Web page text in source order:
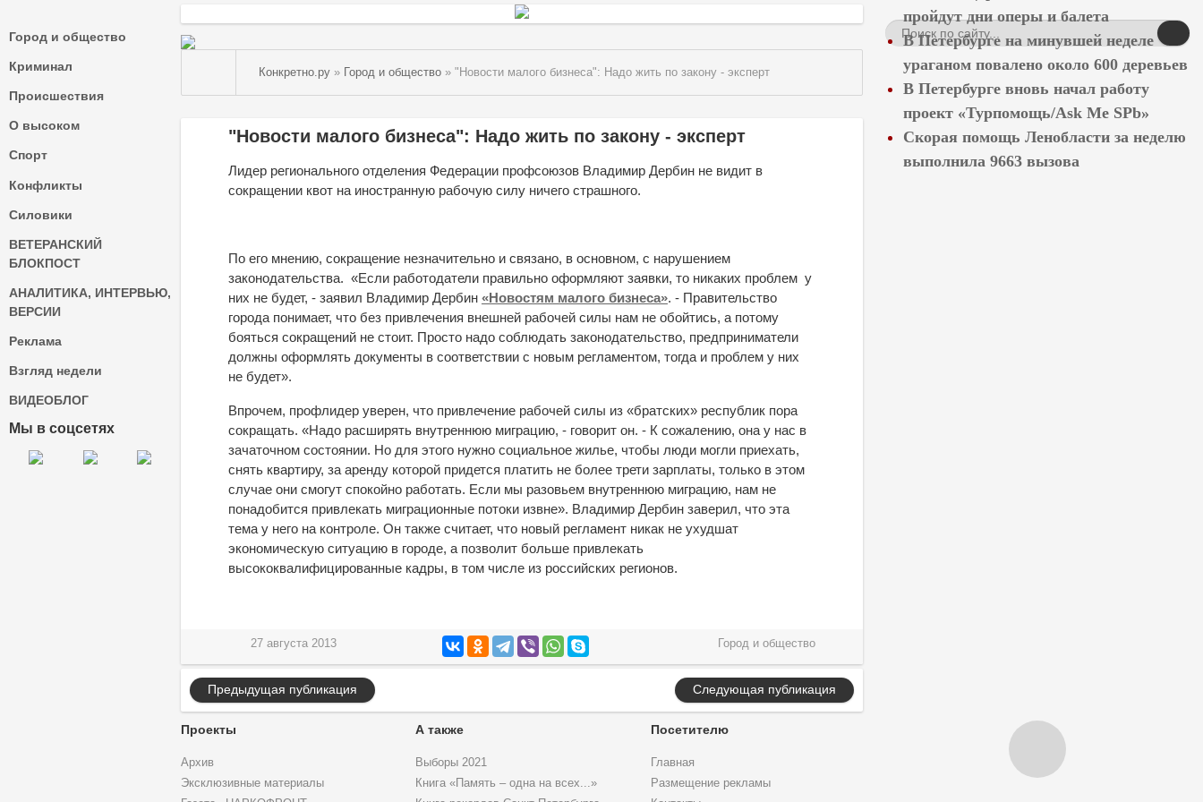
Город и общество
Криминал
Происшествия
О высоком
Спорт
Конфликты
Силовики
ВЕТЕРАНСКИЙ
БЛОКПОСТ
АНАЛИТИКА, ИНТЕРВЬЮ,
ВЕРСИИ
Реклама
Взгляд недели
ВИДЕОБЛОГ
Мы в соцсетях
Конкретно.ру» Город и общество» "Новости малого бизнеса": Надо жить по закону - эксперт
"Новости малого бизнеса": Надо жить по закону - эксперт
Лидер регионального отделения Федерации профсоюзов Владимир Дербин не видит в
сокращении квот на иностранную рабочую силу ничего страшного.
По его мнению, сокращение незначительно и связано, в основном, с нарушением
законодательства. «Если работодатели правильно оформляют заявки, то никаких проблем у
них не будет, - заявил Владимир Дербин «Новостям малого бизнеса». - Правительство
города понимает, что без привлечения внешней рабочей силы нам не обойтись, а потому
бояться сокращений не стоит. Просто надо соблюдать законодательство, предприниматели
должны оформлять документы в соответствии с новым регламентом, тогда и проблем у них
не будет».
Впрочем, профлидер уверен, что привлечение рабочей силы из «братских» республик пора
сокращать. «Надо расширять внутреннюю миграцию, - говорит он. - К сожалению, она у нас в
зачаточном состоянии. Но для этого нужно социальное жилье, чтобы люди могли приехать,
снять квартиру, за аренду которой придется платить не более трети зарплаты, только в этом
случае они смогут спокойно работать. Если мы разовьем внутреннюю миграцию, нам не
понадобится привлекать миграционные потоки извне». Владимир Дербин заверил, что эта
тема у него на контроле. Он также считает, что новый регламент никак не ухудшат
экономическую ситуацию в городе, а позволит больше привлекать
высококвалифицированные кадры, в том числе из российских регионов.
Город и общество
27 августа 2013
пройдут дни оперы и балета
В Петербурге на минувшей неделе
ураганом повалено около 600 деревьев
В Петербурге вновь начал работу
проект «Турпомощь/Ask Me SPb»
Скорая помощь Ленобласти за неделю
выполнила 9663 вызова
Предыдущая публикация Следующая публикация
Проекты
Архив
Эксклюзивные материалы
А также
Выборы 2021
Книга «Память – одна на всех...»
Посетителю
Главная
Размещение рекламы